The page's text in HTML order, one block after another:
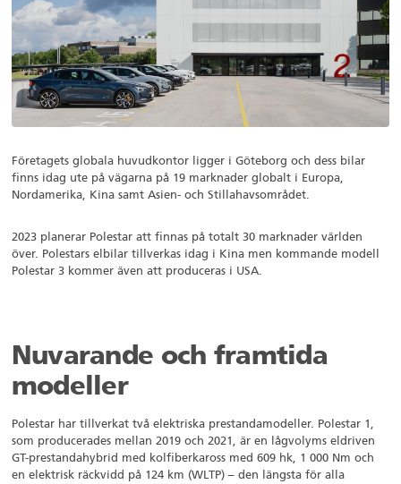
Företagets globala huvudkontor ligger i Göteborg och dess bilar
finns idag ute på vägarna på 19 marknader globalt i Europa,
Nordamerika, Kina samt Asien- och Stillahavsområdet.
2023 planerar Polestar att finnas på totalt 30 marknader världen
över. Polestars elbilar tillverkas idag i Kina men kommande modell
Polestar 3 kommer även att produceras i USA.
Nuvarande och framtida
modeller
Polestar har tillverkat två elektriska prestandamodeller. Polestar 1,
som producerades mellan 2019 och 2021, är en lågvolyms eldriven
GT-prestandahybrid med kolfiberkaross med 609 hk, 1 000 Nm och
en elektrisk räckvidd på 124 km (WLTP) – den längsta för alla